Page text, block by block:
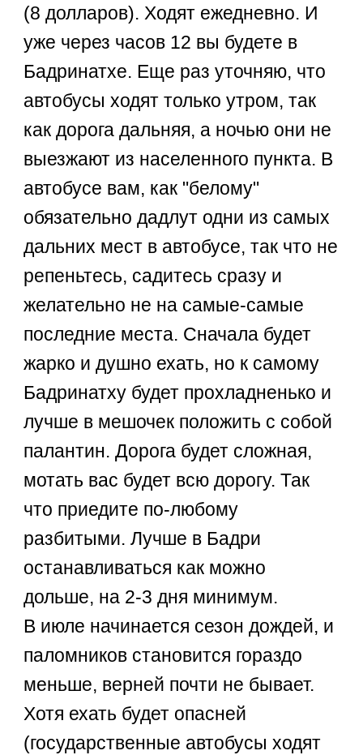
(8 долларов). Ходят ежедневно. И
уже через часов 12 вы будете в
Бадринатхе. Еще раз уточняю, что
автобусы ходят только утром, так
как дорога дальняя, а ночью они не
выезжают из населенного пункта. В
автобусе вам, как "белому"
обязательно дадлут одни из самых
дальних мест в автобусе, так что не
репеньтесь, садитесь сразу и
желательно не на самые-самые
последние места. Сначала будет
жарко и душно ехать, но к самому
Бадринатху будет прохладненько и
лучше в мешочек положить с собой
палантин. Дорога будет сложная,
мотать вас будет всю дорогу. Так
что приедите по-любому
разбитыми. Лучше в Бадри
останавливаться как можно
дольше, на 2-3 дня минимум.
В июле начинается сезон дождей, и
паломников становится гораздо
меньше, верней почти не бывает.
Хотя ехать будет опасней
(государственные автобусы ходят